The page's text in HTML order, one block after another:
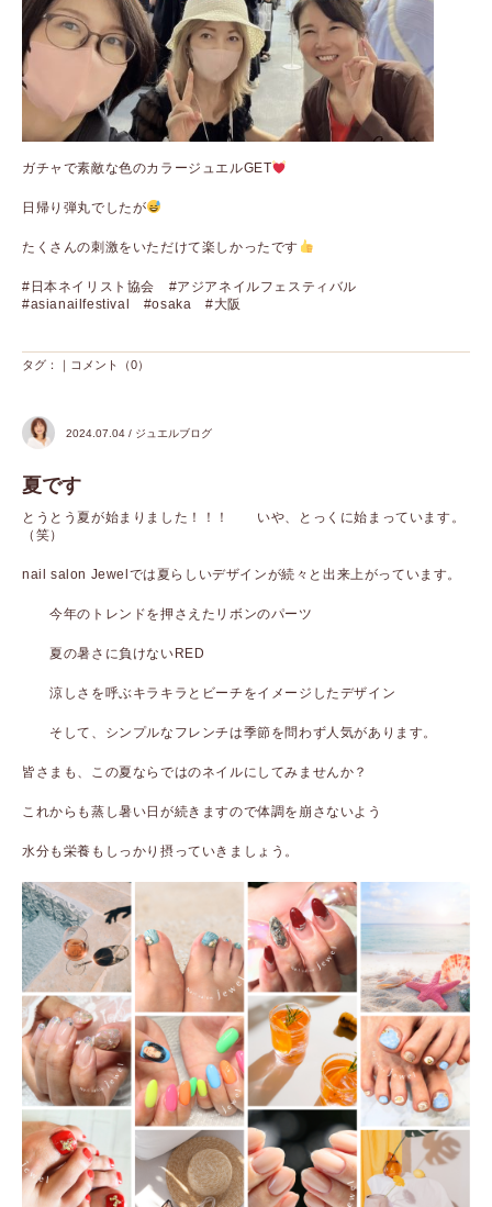
ガチャで素敵な色のカラージュエルGET
日帰り弾丸でしたが
たくさんの刺激をいただけて楽しかったです
#日本ネイリスト協会 #アジアネイルフェスティバル
#asianailfestival #osaka #大阪
タグ：｜ コメント（0）
2024.07.04 / ジュエルブログ
夏です
とうとう夏が始まりました！！！ いや、とっくに始まっています。
（笑）
nail salon Jewelでは夏らしいデザインが続々と出来上がっています。
今年のトレンドを押さえたリボンのパーツ
夏の暑さに負けないRED
涼しさを呼ぶキラキラとビーチをイメージしたデザイン
そして、シンプルなフレンチは季節を問わず人気があります。
皆さまも、この夏ならではのネイルにしてみませんか？
これからも蒸し暑い日が続きますので体調を崩さないよう
水分も栄養もしっかり摂っていきましょう。